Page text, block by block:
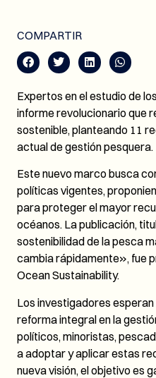
COMPARTIR
Expertos en el estudio de
informe revolucionario que
sostenible, planteando 11
actual de gestión pesquera.
Este nuevo marco busca
políticas vigentes,
para proteger el mayor
océanos. La publicación,
sostenibilidad de la pesca
cambia rápidamente», fue
Ocean Sustainability.
Los investigadores
reforma integral en la
políticos, minoristas,
a adoptar y aplicar estas
nueva visión, el objetivo es